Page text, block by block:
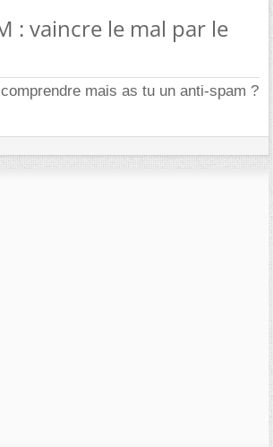
: vaincre le mal par le
mais as tu un anti-spam ?